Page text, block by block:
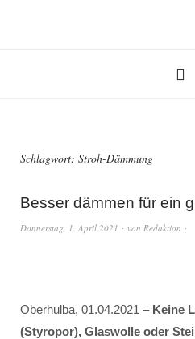
Schlagwort: Stroh-Dämmung
Besser dämmen für ein
Donnerstag, 1. April 2021 von Redaktion
Oberhulba, 01.04.2021 – Keine
(Styropor), Glaswolle oder